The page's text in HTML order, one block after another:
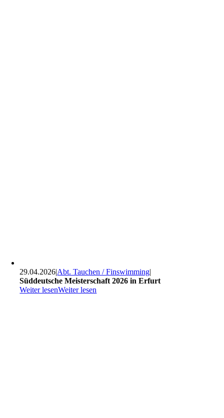
29.04.2026|Abt. Tauchen / Finswimming|
Süddeutsche Meisterschaft 2026 in Erfurt
Weiter lesenWeiter lesen